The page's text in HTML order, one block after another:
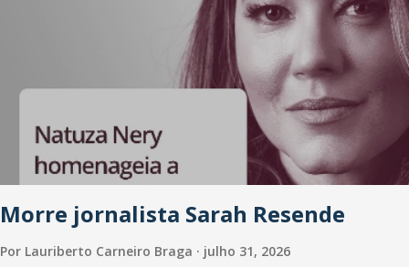
Morre jornalista Sarah Resende
Por Lauriberto Carneiro Braga julho 31, 2026